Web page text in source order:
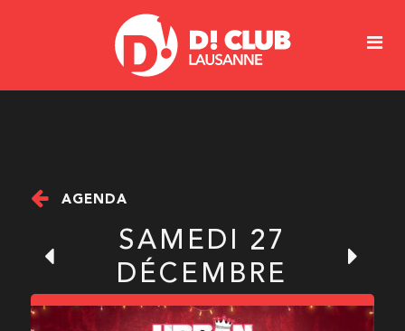
AGENDA
SAMEDI 27
DÉCEMBRE